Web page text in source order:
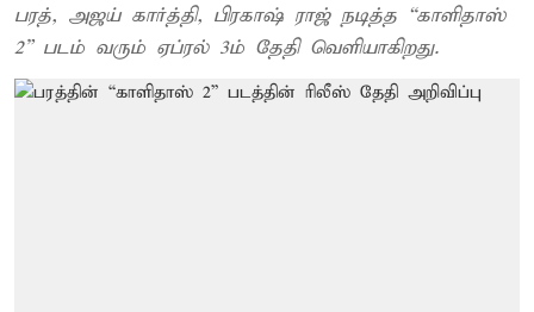
பரத், அஜய் கார்த்தி, பிரகாஷ் ராஜ் நடித்த “காளிதாஸ்
2” படம் வரும் ஏப்ரல் 3ம் தேதி வெளியாகிறது.